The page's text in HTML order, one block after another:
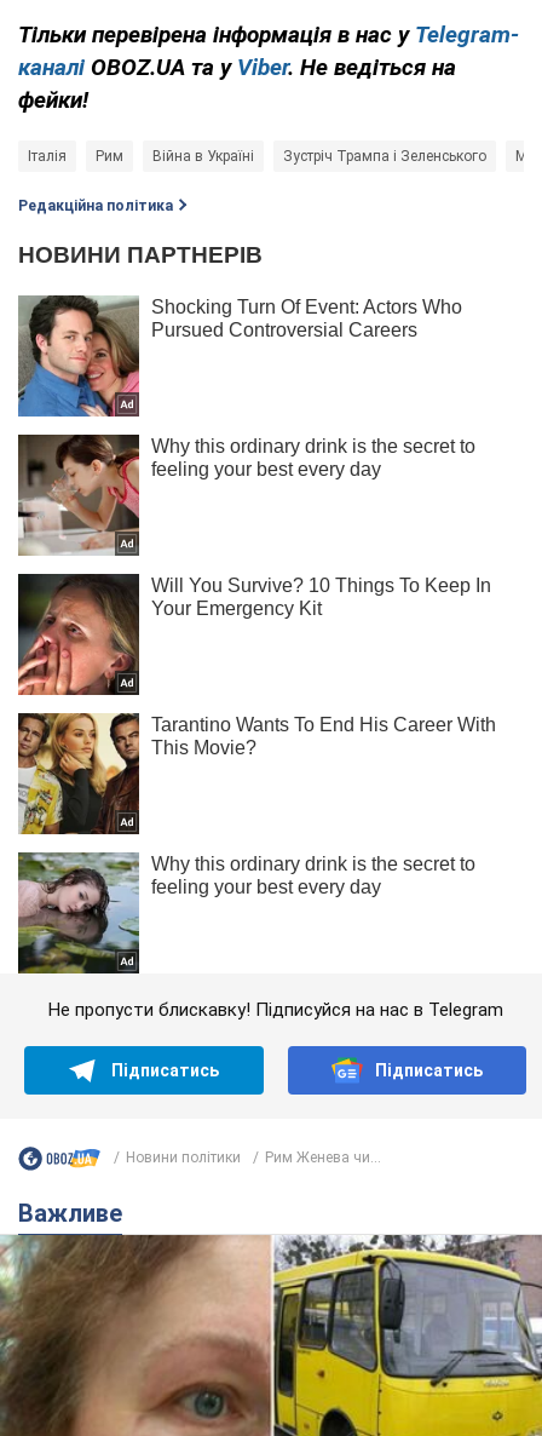
Тільки перевірена інформація в нас у Telegram-
каналі OBOZ.UA та у Viber. Не ведіться на
фейки!
Італія Рим Війна в Україні Зустріч Трампа і Зеленського
Редакційна політика
Не пропусти блискавку! Підписуйся на нас в Telegram
Підписатись Підписатись
Новини політики Рим Женева чи...
Важливе